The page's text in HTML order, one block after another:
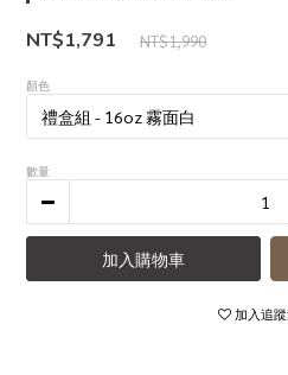
NT$1,791 NT$1,990
顏色
數量
加入購物車
加入追